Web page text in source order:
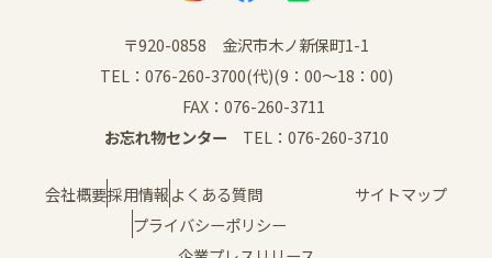
〒920-0858 金沢市木ノ新保町1-1
TEL：076-260-3700(代)(9：00～18：00)
FAX：076-260-3711
お忘れ物センター TEL：076-260-3710
会社概要採用情報よくある質問
サイトマップ
プライバシーポリシー